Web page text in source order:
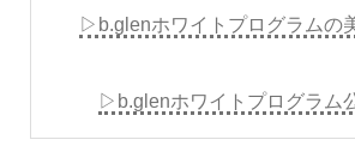
▷b.glenホワイトプログラムの
▷b.glenホワイトプログラム